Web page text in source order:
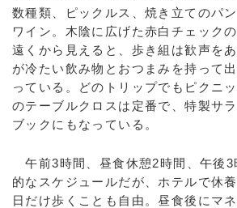
数種類、ピックルス、焼き立てのパ
ワイン。木陰に広げた赤白チェック
遠くから見えると、歩き組は歓声を
が冷たい飲み物とおつまみを持って
っている。どのトリップでもピクニ
のテーブルクロスは定番で、特製サ
ブックにもなっている。
午前3時間、昼食休憩2時間、午後3
的なスケジュールだが、ホテルで休
日だけ歩くことも自由。昼食後にマ